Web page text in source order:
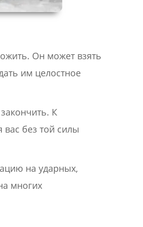
Он может взять
им целостное
К
без той силы
на ударных,
многих